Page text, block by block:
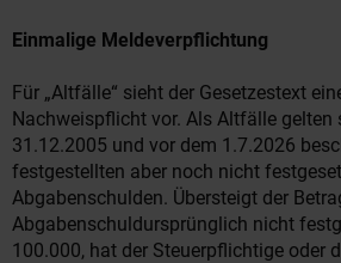
Einmalige Meldeverpflichtung
Für „Altfälle“ sieht der Gesetzestext
Nachweispflicht vor. Als Altfälle gelten
31.12.2005 und vor dem 1.7.2026
festgestellten aber noch nicht
Abgabenschulden. Übersteigt der
Abgabenschuldursprünglich nicht
100.000, hat der Steuerpflichtige oder